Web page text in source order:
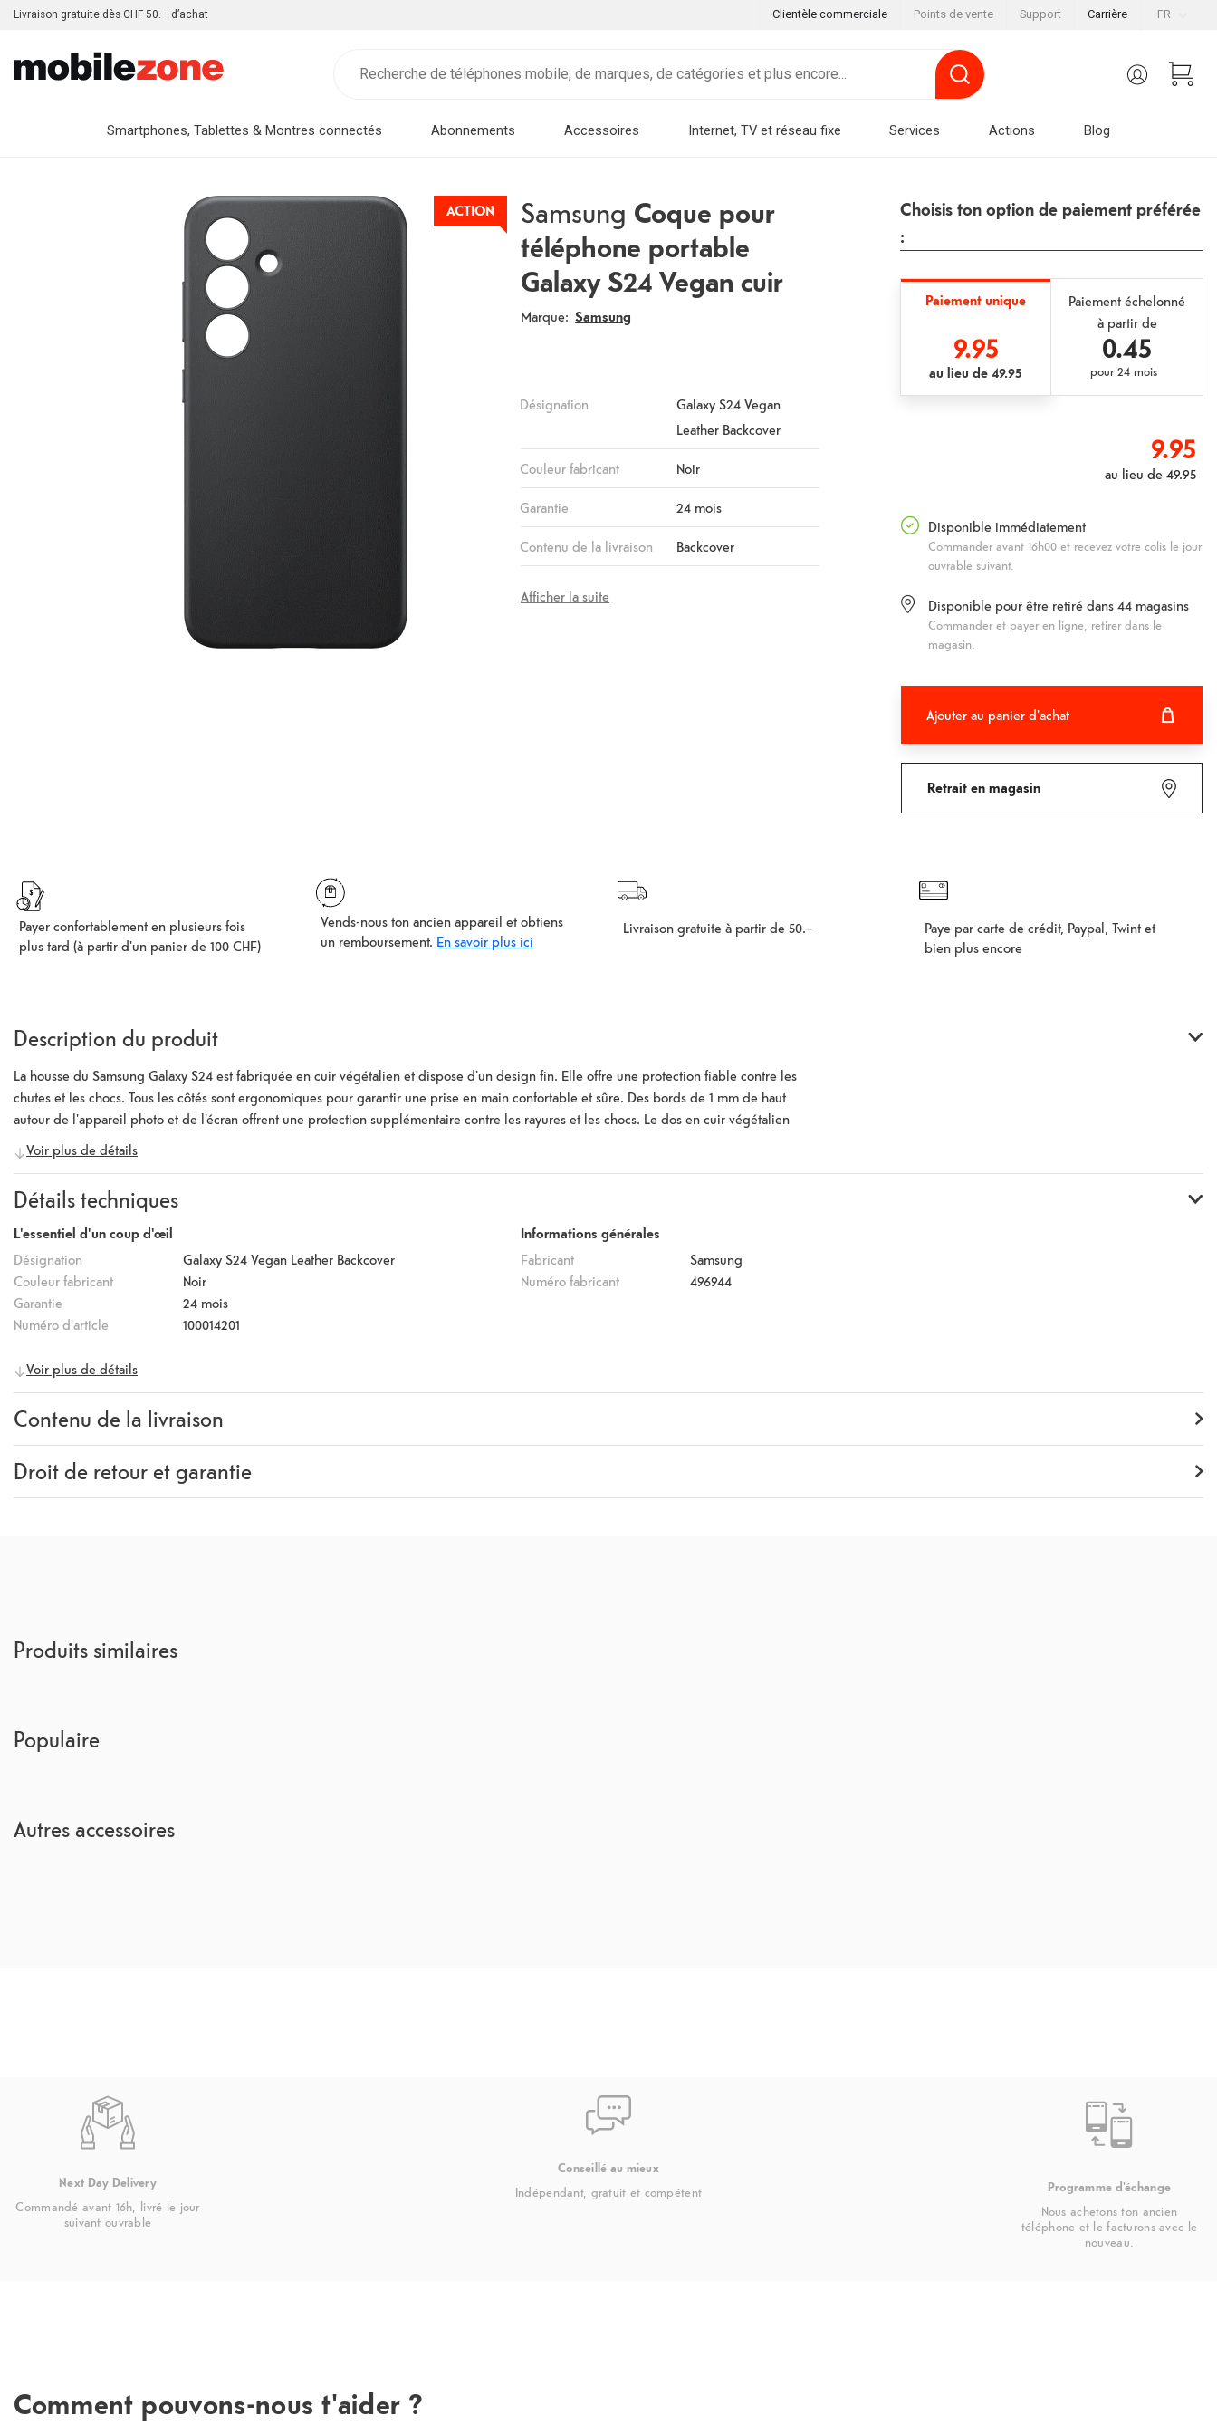
FR
Clientèle commerciale Points de vente Support Carrière
Livraison gratuite dès CHF 50.– d’achat
Smartphones, Tablettes & Montres connectés Abonnements Accessoires Internet, TV et réseau fixe Services Actions Blog
ACTION Samsung Coque pour
téléphone portable
Galaxy S24 Vegan cuir
Marque: Samsung
Désignation
Galaxy S24 Vegan
Leather Backcover
Couleur fabricant Noir
Garantie 24 mois
Contenu de la livraison Backcover
Afficher la suite
Choisis ton option de paiement préférée
:
Paiement unique
9.95
au lieu de49.95
Paiement échelonné
à partir de
0.45
pour24 mois
9.95
au lieu de49.95
Disponible immédiatement
Commander avant 16h00 et recevez votre colis le jour
ouvrable suivant.
Disponible pour être retiré dans 44 magasins
Commander et payer en ligne, retirer dans le
magasin.
Ajouter au panier d'achat
Retrait en magasin
Payer confortablement en plusieurs fois
plus tard (à partir d'un panier de 100 CHF)
Vends-nous ton ancien appareil et obtiens
un remboursement. En savoir plus ici
Livraison gratuite à partir de 50.–
Paye par carte de crédit, Paypal, Twint et
bien plus encore
Description du produit
La housse du Samsung Galaxy S24 est fabriquée en cuir végétalien et dispose d'un design fin. Elle offre une protection fiable contre les
chutes et les chocs. Tous les côtés sont ergonomiques pour garantir une prise en main confortable et sûre. Des bords de 1 mm de haut
autour de l'appareil photo et de l'écran offrent une protection supplémentaire contre les rayures et les chocs. Le dos en cuir végétalien
de haute qualité est combiné avec des découpes précises pour les ports et les boutons. L'appareil photo, tous les boutons et les ports
peuvent toujours être utilisés. L'étui est conçu pour des années d'utilisation.
Voir plus de détails
Détails techniques
L'essentiel d'un coup d'œil
Désignation
Galaxy S24 Vegan Leather Backcover
Couleur fabricant
Noir
Garantie
24 mois
Numéro d'article
100014201
Informations générales
Fabricant
Samsung
Numéro fabricant
496944
Voir plus de détails
Contenu de la livraison
Contenu de la livraison Backcover
Droit de retour et garantie
Garantie
24 mois
Produits similaires
Populaire
Autres accessoires
Next Day Delivery
Commandé avant 16h, livré le jour
suivant ouvrable
Conseillé au mieux
Indépendant, gratuit et compétent
Programme d'échange
Nous achetons ton ancien
téléphone et le facturons avec le
nouveau.
Comment pouvons-nous t'aider ?